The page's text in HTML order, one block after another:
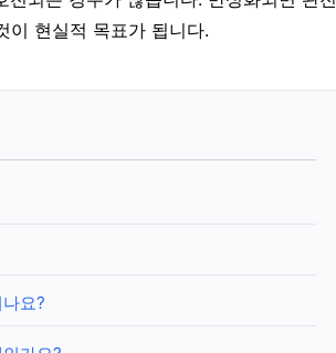
이 현실적 목표가 됩니다.
요?